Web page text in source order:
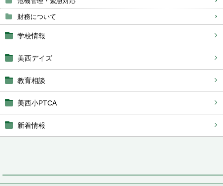
財務について
学校情報
美西デイズ
教育相談
美西小PTCA
新着情報